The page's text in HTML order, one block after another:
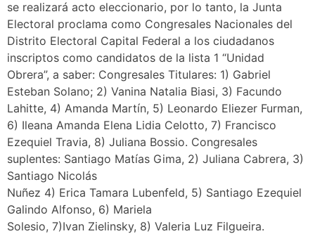
se realizará acto eleccionario, por lo tanto, la Junta
Electoral proclama como Congresales Nacionales del
Distrito Electoral Capital Federal a los ciudadanos
inscriptos como candidatos de la lista 1 “Unidad
Obrera”, a saber: Congresales Titulares: 1) Gabriel
Esteban Solano; 2) Vanina Natalia Biasi, 3) Facundo
Lahitte, 4) Amanda Martín, 5) Leonardo Eliezer Furman,
6) Ileana Amanda Elena Lidia Celotto, 7) Francisco
Ezequiel Travia, 8) Juliana Bossio. Congresales
suplentes: Santiago Matías Gima, 2) Juliana Cabrera, 3)
Santiago Nicolás
Nuñez 4) Erica Tamara Lubenfeld, 5) Santiago Ezequiel
Galindo Alfonso, 6) Mariela
Solesio, 7)Ivan Zielinsky, 8) Valeria Luz Filgueira.